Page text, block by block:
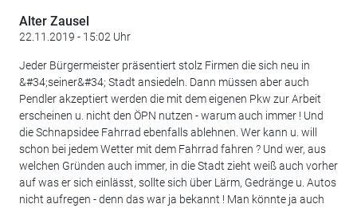
Alter Zausel
22.11.2019 - 15:02 Uhr
Jeder Bürgermeister präsentiert stolz Firmen die sich neu in
&#34;seiner&#34; Stadt ansiedeln. Dann müssen aber auch
Pendler akzeptiert werden die mit dem eigenen Pkw zur Arbeit
erscheinen u. nicht den ÖPN nutzen - warum auch immer ! Und
die Schnapsidee Fahrrad ebenfalls ablehnen. Wer kann u. will
schon bei jedem Wetter mit dem Fahrrad fahren ? Und wer, aus
welchen Gründen auch immer, in die Stadt zieht weiß auch vorher
auf was er sich einlässt, sollte sich über Lärm, Gedränge u. Autos
nicht aufregen - denn das war ja bekannt ! Man könnte ja auch